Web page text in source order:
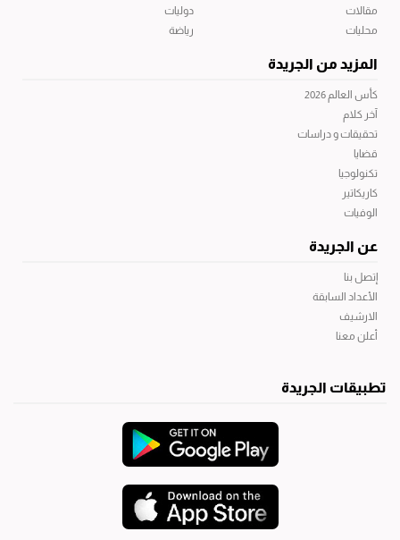
مقالات
محليات
دوليات
رياضة
المزيد من الجريدة
كأس العالم 2026
آخر كلام
تحقيقات و دراسات
قضايا
تكنولوجيا
كاريكاتير
الوفيات
عن الجريدة
إتصل بنا
الأعداد السابقة
الارشيف
أعلن معنا
تطبيقات الجريدة